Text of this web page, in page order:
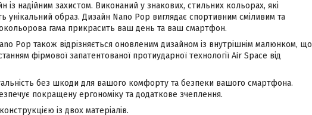
із надійним захистом. Виконаний у знакових, стильних кольорах, які
образ. Дизайн Nano Pop виглядає спортивним сміливим та
гама прикрасить ваш день та ваш смартфон.
Pop також відрізняється оновленим дизайном із внутрішнім малюнком, що
фірмової запатентованої протиударної технології Air Space від
без шкоди для вашого комфорту та безпеки вашого смартфона.
покращену ергономіку та додаткове зчеплення.
із двох матеріалів.